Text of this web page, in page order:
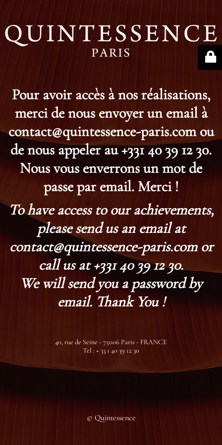
Pour avoir accès à nos réalisations,
merci de nous envoyer un email à
contact@quintessence-paris.com ou
de nous appeler au +331 40 39 12 30.
Nous vous enverrons un mot de
passe par email. Merci !
To have access to our achievements,
please send us an email at
contact@quintessence-paris.com or
call us at +331 40 39 12 30.
We will send you a password by
email. Thank You !
40, rue de Seine - 75006 Paris - FRANCE
Tel : + 33 1 40 39 12 30
© Quintessence